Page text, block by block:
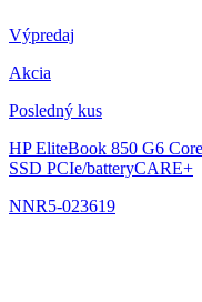
Výpredaj
Akcia
Posledný kus
HP EliteBook 850 G6
SSD PCIe/batteryCARE+
NNR5-023619